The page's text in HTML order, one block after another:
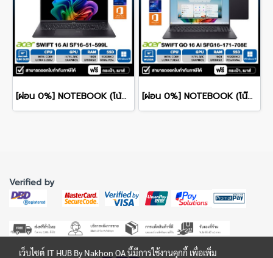
[ผ่อน 0%] NOTEBOOK (โน้ตบุ๊ก) ACER SWIFT 16 AI SF16-51-599L - ICE BLACK 16" 2.8K OLED/CORE ULTRA 5-226V/16GB/SSD 512GB/WINDOWS 11+MS OFFICE รับประกันศูนย์ไทย 3ปี [ผ่อน 0%] NOTEBOOK (โน๊ตบุ๊ค) ACER SWIFT GO 16 AI SFG16-I71-708E 16" WUXGA/ULTRA 7 385H/16GB/SSD 512GB/WINDOWS 11+MS OFFICE รับประกันซ่อมฟรีถึงบ้าน 3ปี
Verified by
เว็บไซต์ IT HUB By Nakhon OA นี้มีการใช้งานคุกกี้ เพื่อเพิ่ม